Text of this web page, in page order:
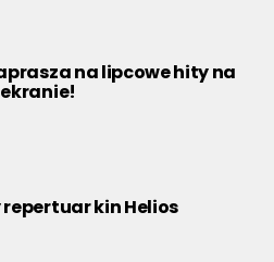
na lipcowe hity na
repertuar kin Helios